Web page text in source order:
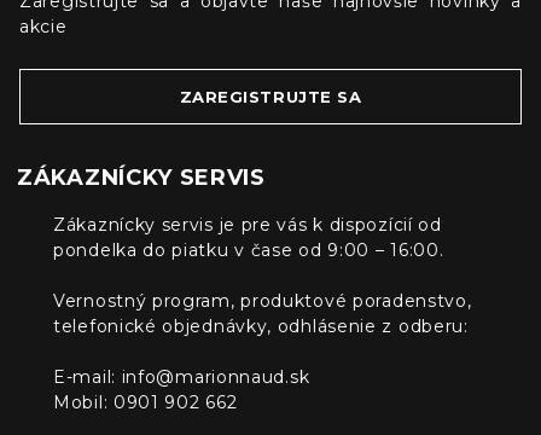
akcie
ZAREGISTRUJTE SA
ZÁKAZNÍCKY SERVIS
Zákaznícky servis je pre vás k dispozícií od
pondelka do piatku v čase od 9:00 – 16:00.
Vernostný program, produktové poradenstvo,
telefonické objednávky, odhlásenie z odberu:
E-mail: info@marionnaud.sk
Mobil: 0901 902 662